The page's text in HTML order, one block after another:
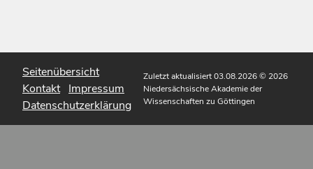
Seitenübersicht
Kontakt Impressum
Datenschutzerklärung
Zuletzt aktualisiert 03.08.2026© 2026
Niedersächsische Akademie der
Wissenschaften zu Göttingen